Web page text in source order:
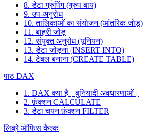
8. डेटा ग्रुपिंग (ग्रुप बाय)
9. उप-अनुरोध
10. तालिकाओं का संयोजन (आंतरिक जोड़)
11. बाहरी जोड़
12. संयुक्त अनुरोध (यूनियन)
13. डेटा जोड़ना (INSERT INTO)
14. टेबल बनाना (CREATE TABLE)
पाठ DAX
1. DAX क्या है। बुनियादी अवधारणाओं।
2. फ़ंक्शन CALCULATE
3. डेटा चयन फ़ंक्शन FILTER
लिब्रे ऑफिस कैल्क